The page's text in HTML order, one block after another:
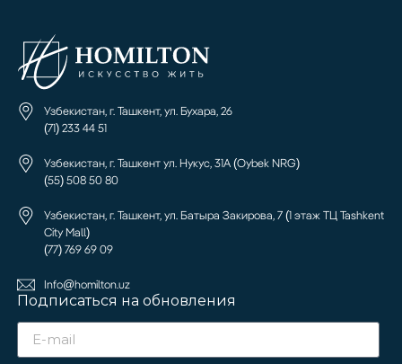
Узбекистан, г. Ташкент, ул. Бухара, 26
(71) 233 44 51
Узбекистан, г. Ташкент ул. Нукус, 31А (Oybek NRG)
(55) 508 50 80
Узбекистан, г. Ташкент, ул. Батыра Закирова, 7 (1 этаж ТЦ Tashkent
City Mall)
(77) 769 69 09
Info@homilton.uz
Подписаться на обновления